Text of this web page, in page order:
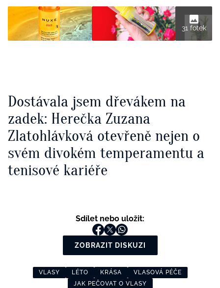
31 fotek
Dostávala jsem dřevákem na
zadek: Herečka Zuzana
Zlatohlávková otevřeně nejen o
svém divokém temperamentu a
tenisové kariéře
Sdílet nebo uložit:
ZOBRAZIT DISKUZI
VLASY LÉTO KRÁSA
VLASOVÁ PÉČE
JAK PEČOVAT O VLASY